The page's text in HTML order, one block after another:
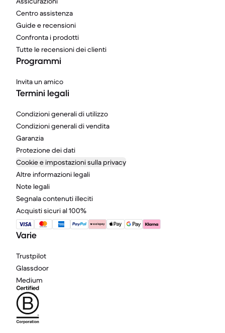
Centro assistenza
Guide e recensioni
Confronta i prodotti
Tutte le recensioni dei clienti
Programmi
Invita un amico
Termini legali
Condizioni generali di utilizzo
Condizioni generali di vendita
Garanzia
Protezione dei dati
Cookie e impostazioni sulla privacy
Altre informazioni legali
Note legali
Segnala contenuti illeciti
Acquisti sicuri al 100%
Varie
Trustpilot
Glassdoor
Medium